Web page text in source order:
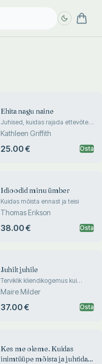
Ehita nagu naine
Juhised, kuidas rajada ettevõtet
ja elada, nagu teile meeldib
Kathleen Griffith
25.00 € Osta
Idioodid minu ümber
Kuidas mõista ennast ja teisi
Thomas Erikson
38.00 € Osta
Juhilt juhile
Terviklik kliendikogemus kui
strateegiline eelis
Maire Milder
37.00 € Osta
Kes me oleme. Kuidas
inimtüüpe mõista ja juhtida